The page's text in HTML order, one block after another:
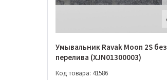
Умывальник Ravak Moon 2S без
перелива (XJN01300003)
Код товара: 41586